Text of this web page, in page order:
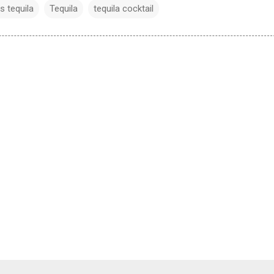
tequila Tequila tequila cocktail